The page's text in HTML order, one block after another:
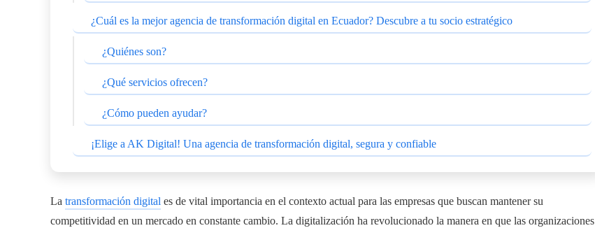
¿Cuál es la mejor agencia de transformación digital en Ecuador? Descubre a tu socio estratégico
¿Quiénes son?
¿Qué servicios ofrecen?
¿Cómo pueden ayudar?
¡Elige a AK Digital! Una agencia de transformación digital, segura y confiable
La transformación digital es de vital importancia en el contexto actual para las empresas que buscan mantener su
competitividad en un mercado en constante cambio. La digitalización ha revolucionado la manera en que las organizaciones